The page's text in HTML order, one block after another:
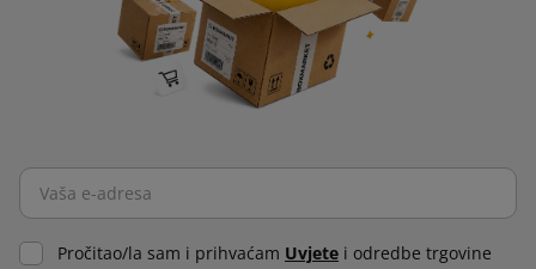
Pročitao/la sam i prihvaćam Uvjete i odredbe trgovine